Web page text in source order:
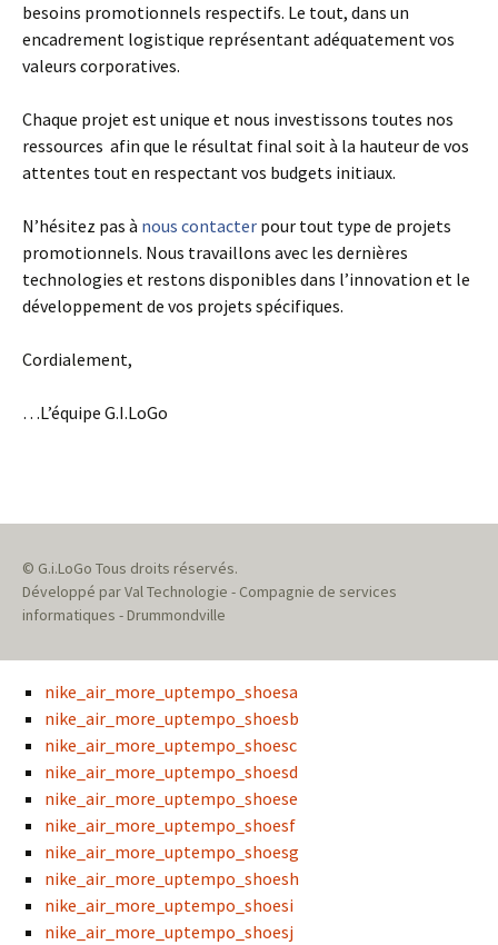
besoins promotionnels respectifs. Le tout, dans un
encadrement logistique représentant adéquatement vos
valeurs corporatives.
Chaque projet est unique et nous investissons toutes nos
ressources afin que le résultat final soit à la hauteur de vos
attentes tout en respectant vos budgets initiaux.
N’hésitez pas à nous contacter pour tout type de projets
promotionnels. Nous travaillons avec les dernières
technologies et restons disponibles dans l’innovation et le
développement de vos projets spécifiques.
Cordialement,
…L’équipe G.I.LoGo
© G.i.LoGo Tous droits réservés.
Développé par Val Technologie - Compagnie de services
informatiques - Drummondville
nike_air_more_uptempo_shoesa
nike_air_more_uptempo_shoesb
nike_air_more_uptempo_shoesc
nike_air_more_uptempo_shoesd
nike_air_more_uptempo_shoese
nike_air_more_uptempo_shoesf
nike_air_more_uptempo_shoesg
nike_air_more_uptempo_shoesh
nike_air_more_uptempo_shoesi
nike_air_more_uptempo_shoesj